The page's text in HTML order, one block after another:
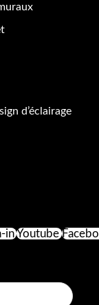
d’éclairage
inYoutube